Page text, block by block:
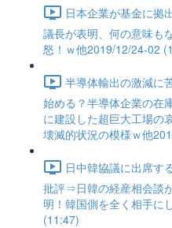
日本企業が基金に拠
議長が表明、何の意味も
怒！ｗ他2019/12/24-02
半導体輸出の激減に
始める？半導体企業の在
に建設した超巨大工場の
壊滅的状況の模様ｗ他
日中韓協議に出席す
批評⇒日韓の経産相会談
明！韓国側を全く相手に
(11:47)